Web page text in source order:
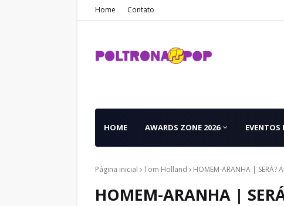
Home Contato
HOME AWARDS ZONE 2026 EVENTOS
Página inicial Tom Holland HOMEM-ARANHA |
HOMEM-ARANHA |